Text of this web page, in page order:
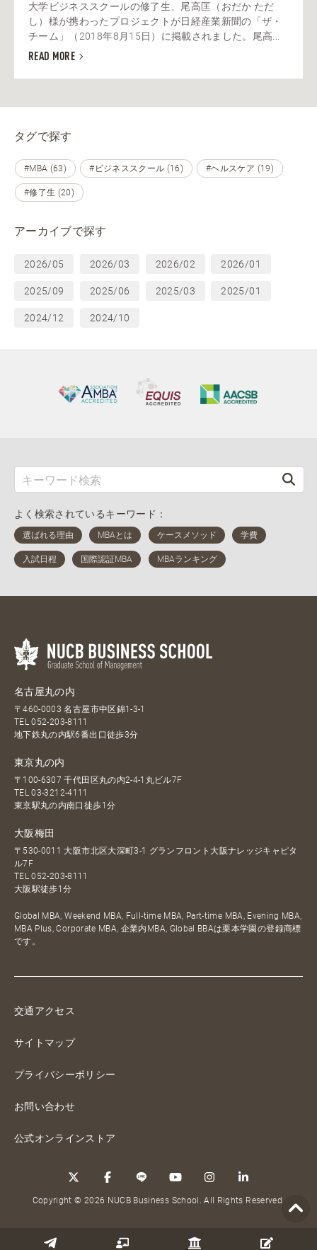
大学ビジネススクールの修了生、尾高匡（おだか ただ
し）様が携わったプロジェクトが日経産業新聞の「ザ・
チーム」（2018年8月15日）に掲載されました。尾高...
READ MORE
タグで探す
#MBA (63) #ビジネススクール (16) #ヘルスケア (19)
#修了生 (20)
アーカイブで探す
2026/05 2026/03 2026/02 2026/01
2025/09 2025/06 2025/03 2025/01
2024/12 2024/10
よく検索されているキーワード：
名古屋丸の内
〒460-0003 名古屋市中区錦1-3-1
TEL052-203-8111
地下鉄丸の内駅6番出口徒歩3分
東京丸の内
〒100-6307 千代田区丸の内2-4-1丸ビル7F
TEL03-3212-4111
東京駅丸の内南口徒歩1分
大阪梅田
〒530-0011 大阪市北区大深町3-1 グランフロント大阪ナレッジキャピタ
ル7F
TEL052-203-8111
大阪駅徒歩1分
Global MBA, Weekend MBA, Full-time MBA, Part-time MBA, Evening MBA,
MBA Plus, Corporate MBA, 企業内MBA, Global BBAは栗本学園の登録商標
です。
交通アクセス
サイトマップ
プライバシーポリシー
お問い合わせ
公式オンラインストア
Copyright © 2026 NUCB Business School. All Rights Reserved.